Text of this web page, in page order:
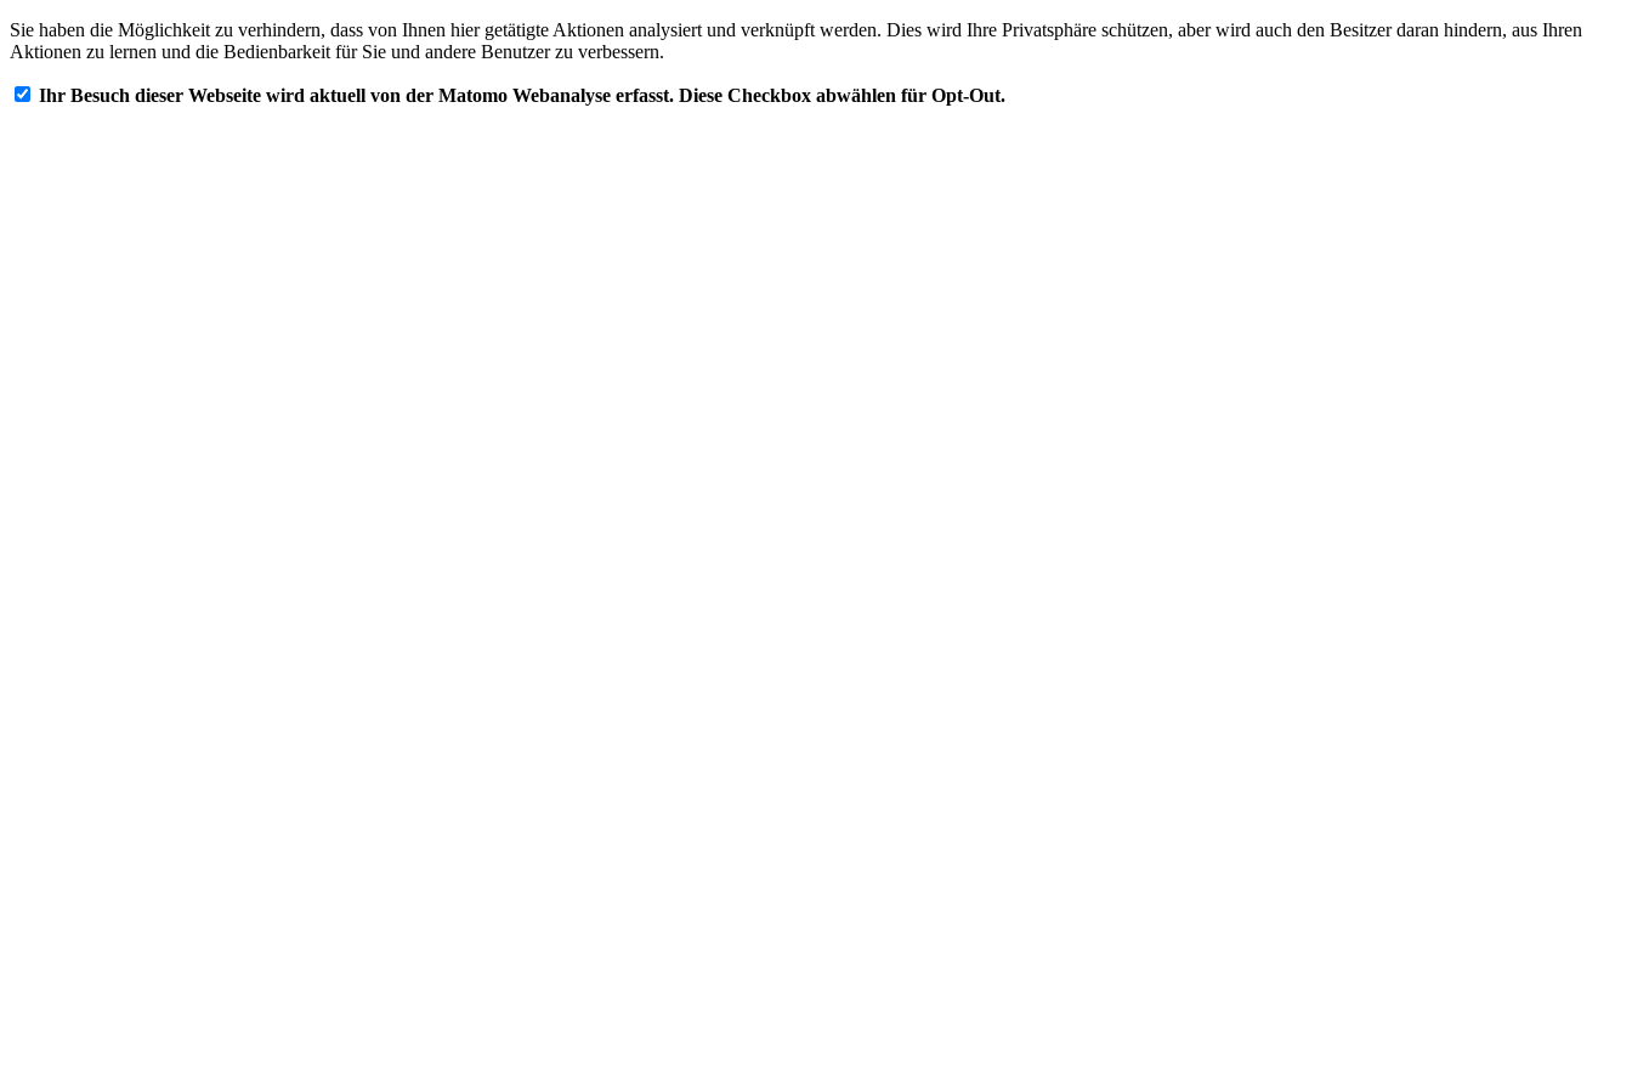
Sie haben die Möglichkeit zu verhindern, dass von Ihnen hier getätigte Aktionen analysiert und verknüpft werden. Dies wird Ihre Privatsphäre schützen, aber wird auch den Besitzer daran hindern, aus Ihren
Aktionen zu lernen und die Bedienbarkeit für Sie und andere Benutzer zu verbessern.
Ihr Besuch dieser Webseite wird aktuell von der Matomo Webanalyse erfasst. Diese Checkbox abwählen für Opt-Out.